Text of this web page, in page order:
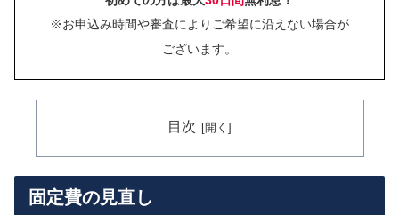
※お申込み時間や審査によりご希望に沿えない場合が
ございます。
目次
固定費の見直し